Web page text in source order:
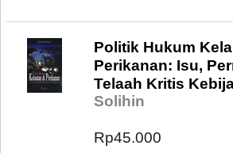
Politik Hukum
Perikanan: Isu,
Telaah Kritis
Solihin
Rp45.000